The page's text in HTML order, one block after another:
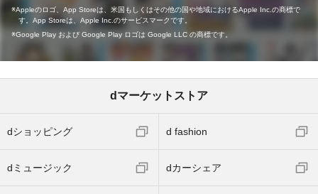
Appleのロゴ、App Storeは、米国もしくはその他の国や地域におけるApple Inc.の商標で
す。App Storeは、Apple Inc.のサービスマークです。
Google Play および Google Play ロゴは Google LLC の商標です。
dマーケットストア
dショッピング d fashion
dミュージック dカーシェア